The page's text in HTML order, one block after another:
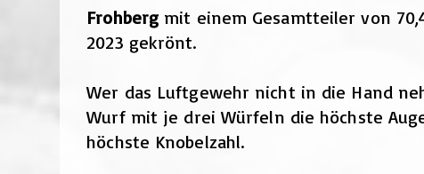
Frohberg mit einem Gesamtteiler von
2023 gekrönt.
Wer das Luftgewehr nicht in die Hand
Wurf mit je drei Würfeln die höchste
höchste Knobelzahl.